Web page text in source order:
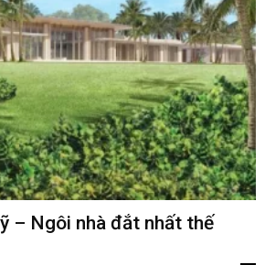
– Ngôi nhà đắt nhất thế